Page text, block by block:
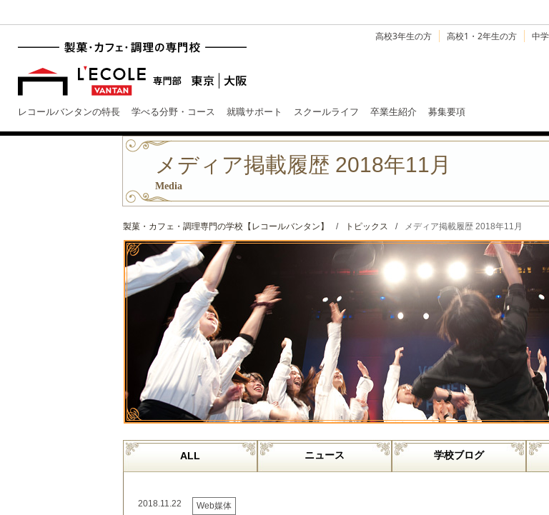
高校3年生の方 高校1・2年生の方 中
レコールバンタンの特長 学べる分野・コース 就職サポート スクールライフ 卒業生紹介 募集要項
メディア掲載履歴 2018年11月
Media
製菓・カフェ・調理専門の学校【レコールバンタン】 / トピックス / メディア掲載履歴 2018年11月
ALL ニュース 学校ブログ
2018.11.22 Web媒体